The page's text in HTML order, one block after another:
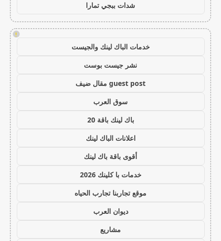
شدات ببجي تمارا
!
خدمات الباك لينك والجيست
نشر جيست بوست
guest post مقال ضيف
سوق العرب
باك لينك باقة 20
اعلانات الباك لينك
أقوى باقة باك لينك
خدمات با كلينك 2026
موقع تجاربنا تجارب الحياه
ديوان العرب
مشاريع